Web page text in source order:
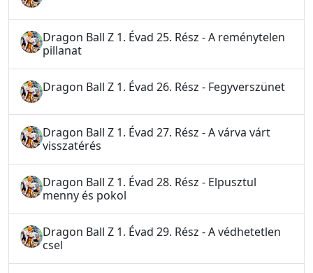
Dragon Ball Z 1. Évad 25. Rész - A reménytelen
pillanat
Dragon Ball Z 1. Évad 26. Rész - Fegyverszünet
Dragon Ball Z 1. Évad 27. Rész - A várva várt
visszatérés
Dragon Ball Z 1. Évad 28. Rész - Elpusztul
menny és pokol
Dragon Ball Z 1. Évad 29. Rész - A védhetetlen
csel